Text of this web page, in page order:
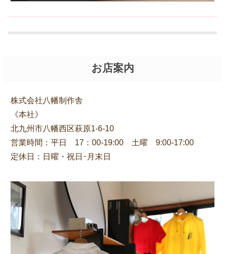
お店案内
株式会社八幡制作舎
《本社》
北九州市八幡西区萩原1-6-10
営業時間：平日 17：00-19:00 土曜 9:00-17:00
定休日：日曜・祝日･月末日